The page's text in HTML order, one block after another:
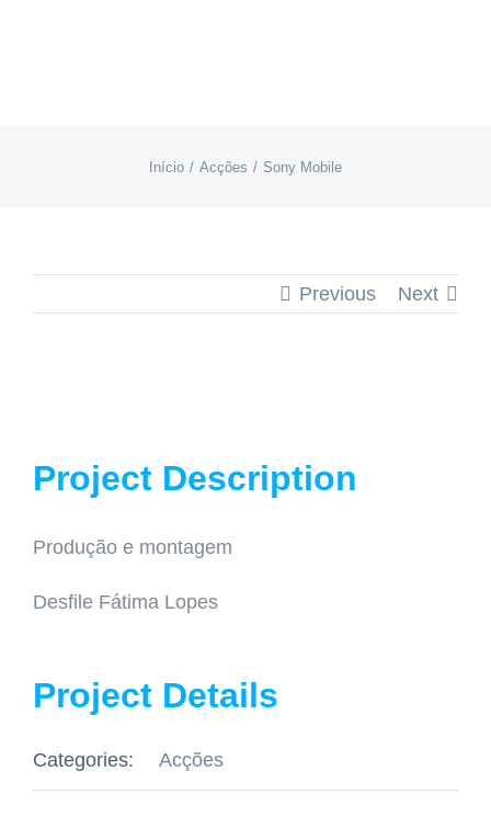
Início Acções Sony Mobile
Previous Next
Project Description
Produção e montagem
Desfile Fátima Lopes
Project Details
Categories: Acções